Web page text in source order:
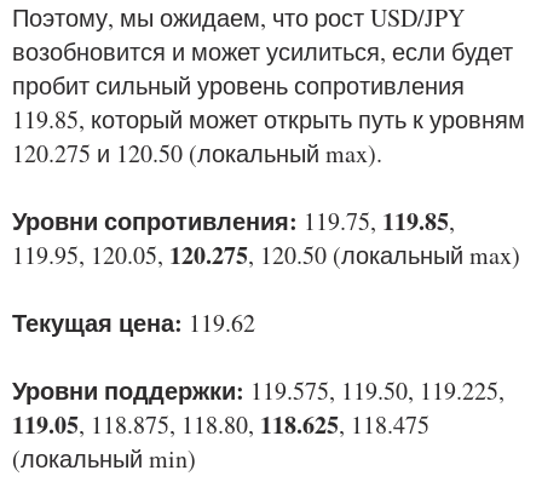
Поэтому, мы ожидаем, что рост USD/JPY
возобновится и может усилиться, если будет
пробит сильный уровень сопротивления
119.85, который может открыть путь к уровням
120.275 и 120.50 (локальный max).
Уровни сопротивления: 119.75, 119.85,
119.95, 120.05, 120.275, 120.50 (локальный max)
Текущая цена: 119.62
Уровни поддержки: 119.575, 119.50, 119.225,
119.05, 118.875, 118.80, 118.625, 118.475
(локальный min)